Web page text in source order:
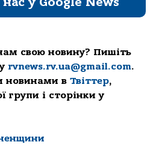
свою новину? Пишіть
rvnews.rv.ua@gmail.com.
новинами в Твіттер,
групи і сторінки у